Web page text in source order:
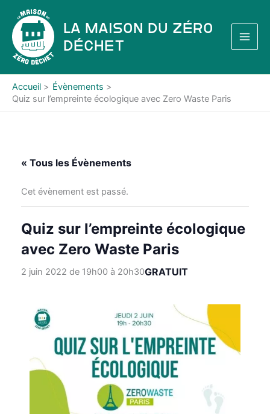
contenu
La Maison du Zéro
Déchet
Accueil
Évènements
Quiz sur l’empreinte écologique avec Zero Waste Paris
« Tous les Évènements
Cet évènement est passé.
Quiz sur l’empreinte écologique
avec Zero Waste Paris
2 juin 2022 de 19h00à 20h30GRATUIT